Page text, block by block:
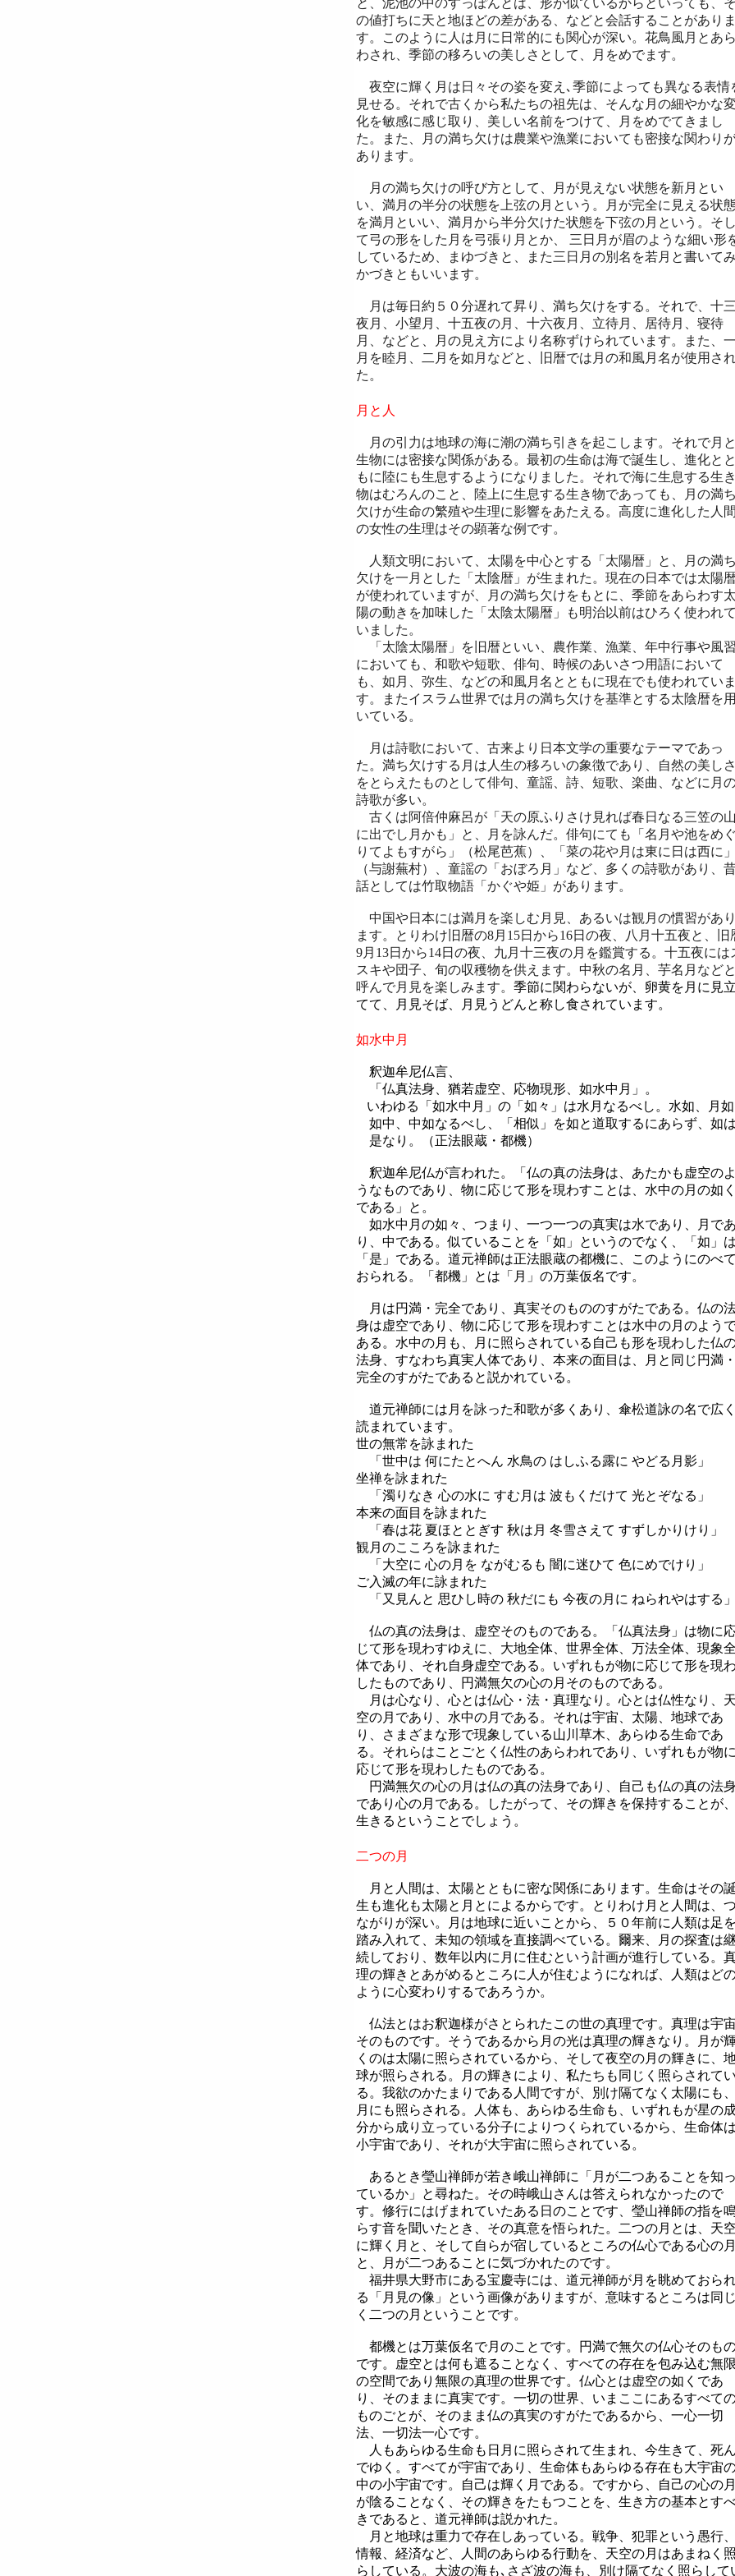
と、泥池の中のすっぽんとは、形が似ているからといっても、そ
の値打ちに天と地ほどの差がある、などと会話することがありま
す。このように人は月に日常的にも関心が深い。花鳥風月とあら
わされ、季節の移ろいの美しさとして、月をめでます。
夜空に輝く月は日々その姿を変え､季節によっても異なる表情
見せる。それで古くから私たちの祖先は、そんな月の細やかな
化を敏感に感じ取り、美しい名前をつけて、月をめでてきまし
た。また、月の満ち欠けは農業や漁業においても密接な関わり
あります。
月の満ち欠けの呼び方として、月が見えない状態を新月とい
い、満月の半分の状態を上弦の月という。月が完全に見える状
を満月といい、満月から半分欠けた状態を下弦の月という。そし
て弓の形をした月を弓張り月とか、
三日月が眉のような細い形
しているため、まゆづきと、
また三日月の別名を若月と書いてみ
かづきともいいます。
月は毎日約５０分遅れて昇り、満ち欠けをする。 それで、十三
夜月、小望月、十五夜の月、十六夜月、立待月、居待月、寝待
月、などと、
月の見え方により名称ずけられています。
また、一
月を睦月、二月を如月などと、旧暦では月の和風月名が使用さ
た。
月と人
月の引力は地球の海に潮の満ち引きを起こします。それで月と
生物には密接な関係がある。最初の生命は海で誕生し、進化とと
もに陸にも生息するようになりました。それで海に生息する生き
物はむろんのこと、陸上に生息する生き物であっても、月の満ち
欠けが生命の繁殖や生理に影響をあたえる。高度に進化した人間
の女性の生理はその顕著な例です。
人類文明において、太陽を中心とする「太陽暦」と、月の満ち
欠けを一月とした「太陰暦」が生まれた。現在の日本では太陽暦
が使われていますが、月の満ち欠けをもとに、季節をあらわす太
陽の動きを加味した「太陰太陽暦」も明治以前はひろく使われて
いました。
「太陰太陽暦」を旧暦といい、農作業、漁業、年中行事や風習
においても、和歌や短歌、俳句、時候のあいさつ用語において
も、 如月、弥生、などの和風月名とともに現在でも使われていま
す。
またイスラム世界では月の満ち欠けを基準とする太陰暦を用
いている。
月は詩歌において、古来より日本文学の重要なテーマであっ
た。満ち欠けする月は人生の移ろいの象徴であり、自然の美しさ
をとらえたものとして俳句、童謡、詩、短歌、楽曲、などに月
詩歌が多い。
古くは阿倍仲麻呂が「天の原ふりさけ見れば春日なる三笠の山
に出でし月かも」と、月を詠んだ。俳句にても「名月や池をめぐ
りてよもすがら」（松尾芭蕉）、「菜の花や月は東に日は西に」
（与謝蕪村）、童謡の「おぼろ月」など、多くの詩歌があり、
話としては竹取物語「かぐや姫」 があります。
中国や日本には満月を楽しむ月見、あるいは観月の慣習があり
ます。とりわけ旧暦の8月15日から16日の夜、八月十五夜と、旧
9月13日から14日の夜、九月十三夜の月を鑑賞する。十五夜には
スキや団子、旬の収穫物を供えます。 中秋の名月
、芋名月などと
呼んで月見を楽しみます。 季節に関わらないが、卵黄を月に見立
てて、月見そば、月見うどんと称し食されています。
如水中月
釈迦牟尼仏言、
「仏真法身、猶若虚空、応物現形、如水中月」。
いわゆる「如水中月」の「如々」は水月なるべし。水如、月如
如中、中如なるべし、「相似」を如と道取するにあらず、如は
是なり。（正法眼蔵・都機）
釈迦牟尼仏が言われた。「仏の真の法身は、あたかも虚空のよ
うなものであり、物に応じて形を現わすことは、水中の月の如く
である」と。
如水中月の如々、つまり、一つ一つの真実は水であり、月であ
り、中である。似ていることを「如」というのでなく、「如」は
「是」である。道元禅師は正法眼蔵の都機に、このようにのべて
おられる。「都機」とは「月」の万葉仮名です。
月は円満・完全であり、真実そのもののすがたである。仏の
身は虚空であり、物に応じて形を現わすことは水中の月のよう
ある。水中の月も、月に照らされている自己も形を現わした仏
法身、すなわち真実人体であり、本来の面目は、月と同じ円満・
完全のすがたであると説かれている。
道元禅師には月を詠った和歌が多くあり、傘松道詠の名で広く
読まれています。
世の無常を詠まれた
「世中は 何にたとへん 水鳥の はしふる露に やどる月影」
坐禅を詠まれた
「濁りなき 心の水に すむ月は 波もくだけて 光とぞなる」
本来の面目を詠まれた
「春は花 夏ほととぎす 秋は月 冬雪さえて すずしかりけり」
観月のこころを詠まれた
「大空に 心の月を ながむるも 闇に迷ひて 色にめでけり」
ご入滅の年に詠まれた
「又見んと 思ひし時の 秋だにも 今夜の月に ねられやはする」
仏の真の法身は、虚空そのものである。「仏真法身」は物に
じて形を現わすゆえに、大地全体、世界全体、万法全体、現象全
体であり、それ自身虚空である。いずれもが物に応じて形を現わ
したものであり、円満無欠の心の月そのものである。
月は心なり、心とは仏心・法・真理なり。心とは仏性なり、天
空の月であり、水中の月である。それは宇宙、太陽、地球であ
り、さまざまな形で現象している山川草木、あらゆる生命であ
る。それらはことごとく仏性のあらわれであり、いずれもが物に
応じて形を現わしたものである。
円満無欠の心の月は仏の真の法身であり、自己も仏の真の法
であり心の月である。したがって、その輝きを保持することが、
生きるということでしょう。
二つの月
月と人間は、太陽とともに密な関係にあります。生命はその誕
生も進化も太陽と月とによるからです。とりわけ月と人間は、つ
ながりが深い。月は地球に近いことから、５０年前に人類は足を
踏み入れて、未知の領域を直接調べている。爾来、月の探査は継
続しており、数年以内に月に住むという計画が進行している。
理の輝きとあがめるところに人が住むようになれば、人類はど
ように心変わりするであろうか。
仏法とはお釈迦様がさとられたこの世の真理です。真理は宇宙
そのものです。そうであるから月の光は真理の輝きなり。月が
くのは太陽に照らされているから、そして夜空の月の輝きに、
球が照らされる。月の輝きにより、私たちも同じく照らされてい
る。我欲のかたまりである人間ですが、別け隔てなく太陽にも、
月にも照らされる。人体も、あらゆる生命も、いずれもが星の
分から成り立っている分子によりつくられているから、生命体は
小宇宙であり、それが大宇宙に照らされている。
あるとき瑩山禅師が若き峨山禅師に「月が二つあることを知っ
ているか」と尋ねた。その時峨山さんは答えられなかったので
す。修行にはげまれていたある日のことです、瑩山禅師の指を
らす音を聞いたとき、その真意を悟られた。二つの月とは、天空
に輝く月と、そして自らが宿しているところの仏心である心の月
と、月が二つあることに気づかれたのです。
福井県大野市にある宝慶寺には、道元禅師が月を眺めておら
る「月見の像」という画像がありますが、意味するところは同じ
く二つの月ということです。
都機とは万葉仮名で月のことです。円満で無欠の仏心そのも
です。虚空とは何も遮ることなく、すべての存在を包み込む無限
の空間であり無限の真理の世界です。仏心とは虚空の如くであ
り、そのままに真実です。一切の世界、いまここにあるすべて
ものごとが、そのまま仏の真実のすがたであるから、一心一切
法、一切法一心です。
人もあらゆる生命も日月に照らされて生まれ、今生きて、死ん
でゆく。すべてが宇宙であり、生命体もあらゆる存在も大宇宙
中の小宇宙です。自己は輝く月である。ですから、自己の心の月
が陰ることなく、その輝きをたもつことを、生き方の基本とす
きであると、道元禅師は説かれた。
月と地球は重力で存在しあっている。戦争、犯罪という愚行、
情報、経済など、人間のあらゆる行動を、天空の月はあまねく照
らしている。大波の海も､さざ波の海も、別け隔てなく照らして